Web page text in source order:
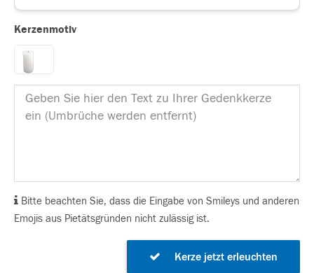
Kerzenmotiv
Bitte beachten Sie, dass die Eingabe von Smileys und anderen
Emojis aus Pietätsgründen nicht zulässig ist.
Kerze jetzt erleuchten